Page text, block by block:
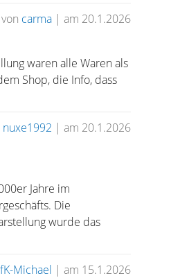
von carma | am 20.1.2026
waren alle Waren als
Shop, die Info, dass
nuxe1992 | am 20.1.2026
Jahre im
Die
wurde das
Michael | am 15.1.2026